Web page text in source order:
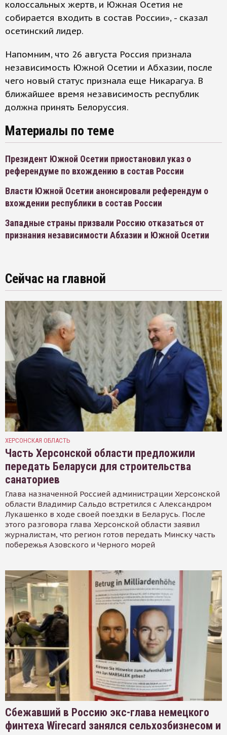
колоссальных жертв, и Южная Осетия не
собирается входить в состав России», - сказал
осетинский лидер.
Напомним, что 26 августа Россия признала
независимость Южной Осетии и Абхазии, после
чего новый статус признала еще Никарагуа. В
ближайшее время независимость республик
должна принять Белоруссия.
Материалы по теме
Президент Южной Осетии приостановил указ о
референдуме по вхождению в состав России
Власти Южной Осетии анонсировали референдум о
вхождении республики в состав России
Западные страны призвали Россию отказаться от
признания независимости Абхазии и Южной Осетии
Сейчас на главной
ХЕРСОНСКАЯ ОБЛАСТЬ
Часть Херсонской области предложили
передать Беларуси для строительства
санаториев
Глава назначенной Россией администрации Херсонской
области Владимир Сальдо встретился с Александром
Лукашенко в ходе своей поездки в Беларусь. После
этого разговора глава Херсонской области заявил
журналистам, что регион готов передать Минску часть
побережья Азовского и Черного морей
Сбежавший в Россию экс-глава немецкого
финтеха Wirecard занялся сельхозбизнесом и